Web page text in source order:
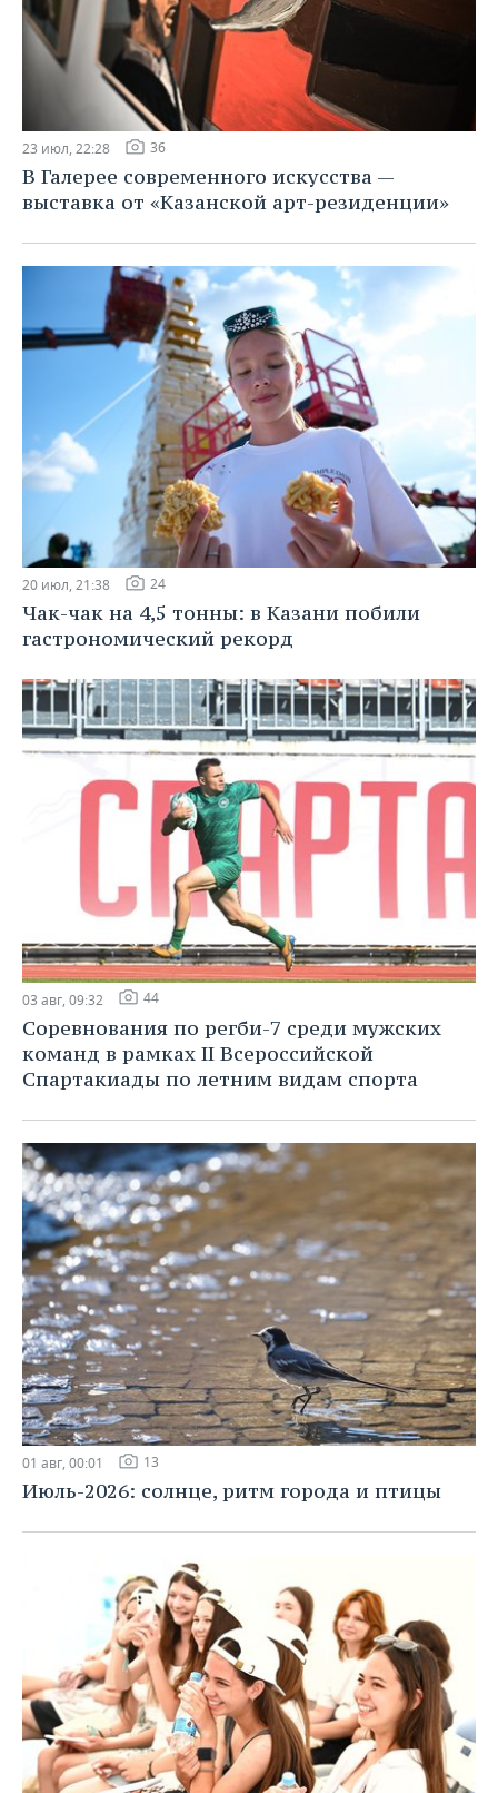
23 июл, 22:28 36
В Галерее современного искусства —
выставка от «Казанской арт-резиденции»
20 июл, 21:38 24
Чак-чак на 4,5 тонны: в Казани побили
гастрономический рекорд
03 авг, 09:32 44
Соревнования по регби-7 среди мужских
команд в рамках II Всероссийской
Спартакиады по летним видам спорта
01 авг, 00:01 13
Июль-2026: солнце, ритм города и птицы